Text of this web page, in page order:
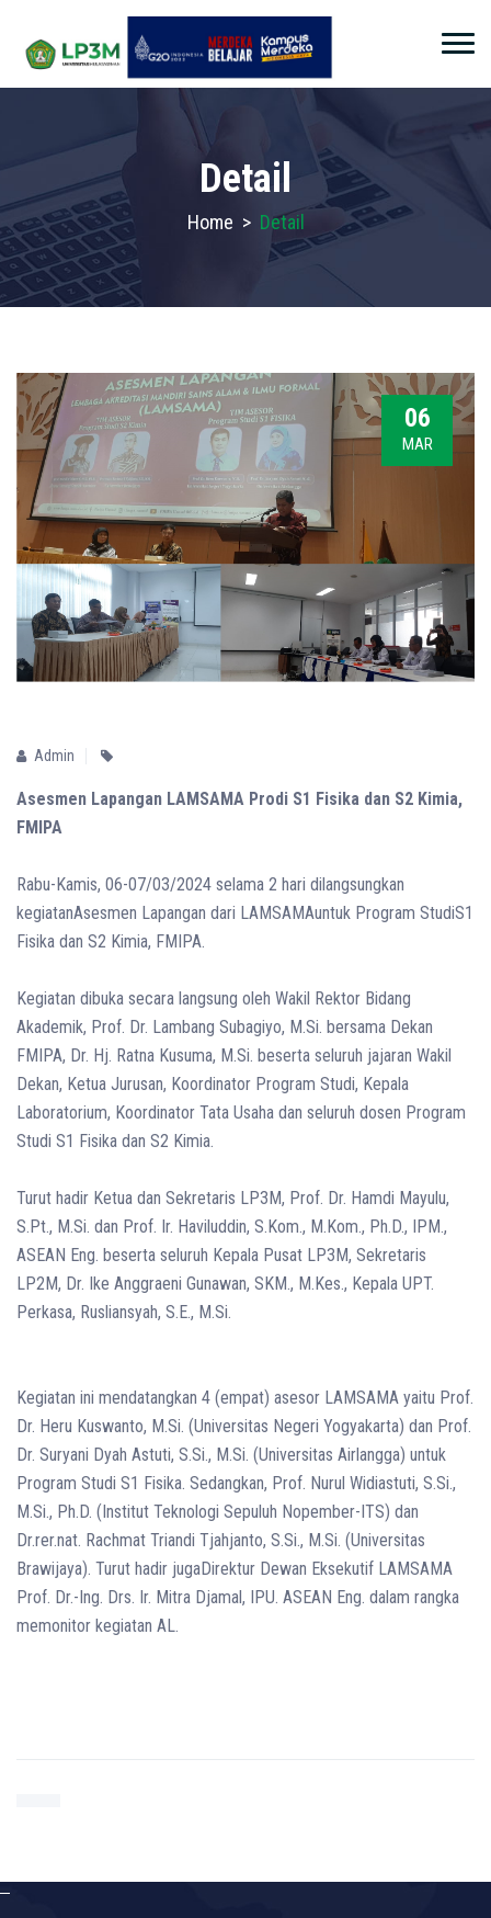
Detail
Home > Detail
06
MAR
Admin
Asesmen Lapangan LAMSAMA Prodi S1 Fisika dan S2 Kimia,
FMIPA
Rabu-Kamis, 06-07/03/2024 selama 2 hari dilangsungkan
kegiatanAsesmen Lapangan dari LAMSAMAuntuk Program StudiS1
Fisika dan S2 Kimia, FMIPA.
Kegiatan dibuka secara langsung oleh Wakil Rektor Bidang
Akademik, Prof. Dr. Lambang Subagiyo, M.Si. bersama Dekan
FMIPA, Dr. Hj. Ratna Kusuma, M.Si. beserta seluruh jajaran Wakil
Dekan, Ketua Jurusan, Koordinator Program Studi, Kepala
Laboratorium, Koordinator Tata Usaha dan seluruh dosen Program
Studi S1 Fisika dan S2 Kimia.
Turut hadir Ketua dan Sekretaris LP3M, Prof. Dr. Hamdi Mayulu,
S.Pt., M.Si. dan Prof. Ir. Haviluddin, S.Kom., M.Kom., Ph.D., IPM.,
ASEAN Eng. beserta seluruh Kepala Pusat LP3M, Sekretaris
LP2M, Dr. Ike Anggraeni Gunawan, SKM., M.Kes., Kepala UPT.
Perkasa, Rusliansyah, S.E., M.Si.
Kegiatan ini mendatangkan 4 (empat) asesor LAMSAMA yaitu Prof.
Dr. Heru Kuswanto, M.Si. (Universitas Negeri Yogyakarta) dan Prof.
Dr. Suryani Dyah Astuti, S.Si., M.Si. (Universitas Airlangga) untuk
Program Studi S1 Fisika. Sedangkan, Prof. Nurul Widiastuti, S.Si.,
M.Si., Ph.D. (Institut Teknologi Sepuluh Nopember-ITS) dan
Dr.rer.nat. Rachmat Triandi Tjahjanto, S.Si., M.Si. (Universitas
Brawijaya). Turut hadir jugaDirektur Dewan Eksekutif LAMSAMA
Prof. Dr.-Ing. Drs. Ir. Mitra Djamal, IPU. ASEAN Eng. dalam rangka
memonitor kegiatan AL.